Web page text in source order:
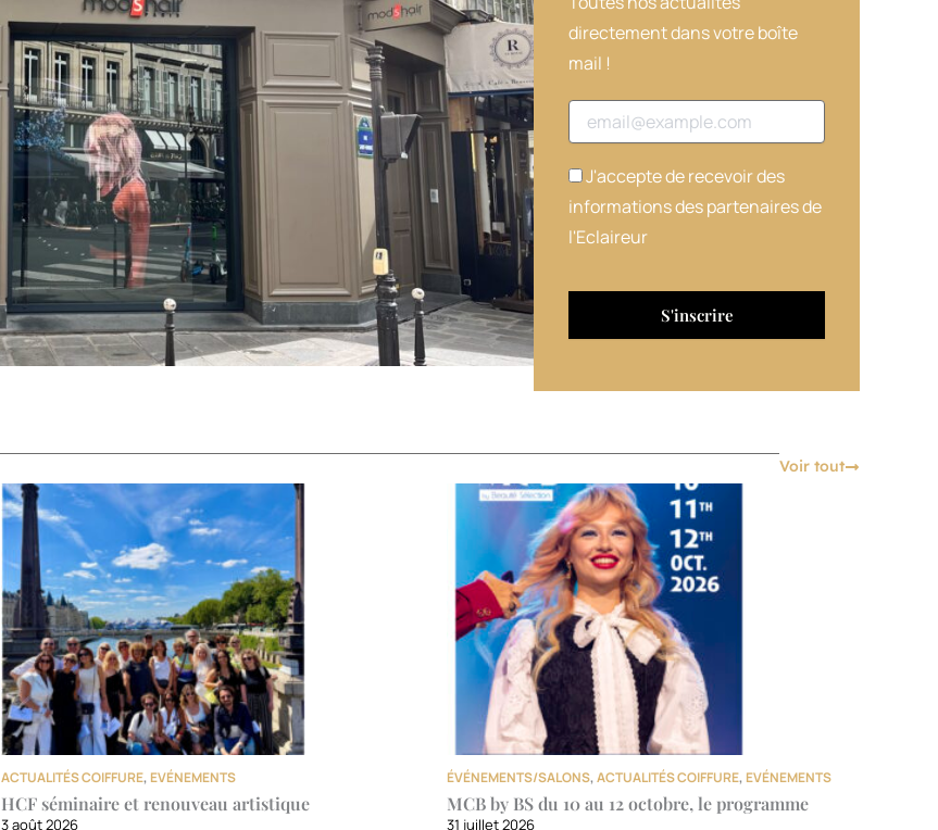
directement dans votre boîte
mail !
Adresse email
J'accepte de recevoir des
informations des partenaires de
l'Eclaireur
Voir tout
ACTUALITÉS COIFFURE, EVÉNEMENTS
HCF séminaire et renouveau artistique
3 août 2026
ÉVÉNEMENTS/SALONS,ACTUALITÉS COIFFURE, EVÉNEMENTS
MCB by BS du 10 au 12 octobre, le programme
31 juillet 2026